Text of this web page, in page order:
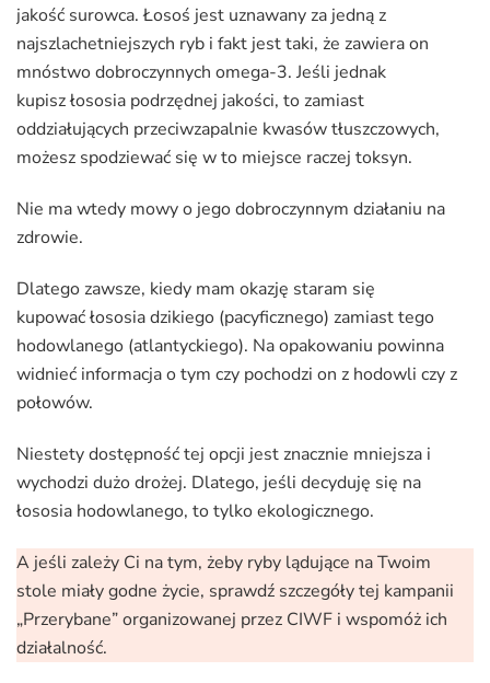
jakość surowca. Łosoś jest uznawany za jedną z
najszlachetniejszych ryb i fakt jest taki, że zawiera on
mnóstwo dobroczynnych omega-3. Jeśli jednak
kupisz łososia podrzędnej jakości, to zamiast
oddziałujących przeciwzapalnie kwasów tłuszczowych,
możesz spodziewać się w to miejsce raczej toksyn.
Nie ma wtedy mowy o jego dobroczynnym działaniu na
zdrowie.
Dlatego zawsze, kiedy mam okazję staram się
kupować łososia dzikiego (pacyficznego) zamiast tego
hodowlanego (atlantyckiego). Na opakowaniu powinna
widnieć informacja o tym czy pochodzi on z hodowli czy z
połowów.
Niestety dostępność tej opcji jest znacznie mniejsza i
wychodzi dużo drożej. Dlatego, jeśli decyduję się na
łososia hodowlanego, to tylko ekologicznego.
A jeśli zależy Ci na tym, żeby ryby lądujące na Twoim
stole miały godne życie, sprawdź szczegóły tej kampanii
„Przerybane” organizowanej przez CIWF i wspomóż ich
działalność.